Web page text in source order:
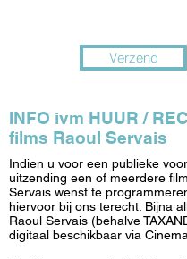
Verzend
INFO ivm HUUR /
films Raoul Servais
Indien u voor een publieke
uitzending een of meerdere
Servais wenst te
hiervoor bij ons terecht. Bijna
Raoul Servais (behalve
digitaal beschikbaar via